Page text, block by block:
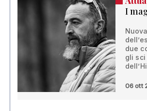
I
due
gli sci
06 ott